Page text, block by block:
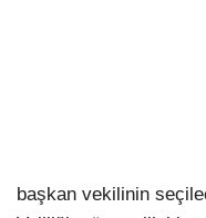
başkan vekilinin